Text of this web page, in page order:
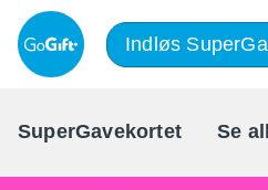
Indløs
SuperGavekortet Se